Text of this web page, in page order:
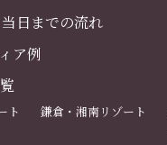
当日までの流れ
ア例
ト 鎌倉・湘南リゾート